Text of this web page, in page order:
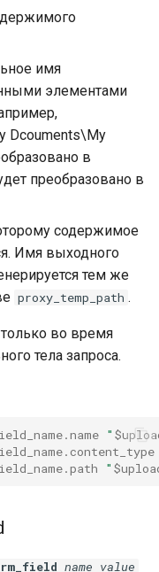
имя
элементами
Dcouments\My
в
преобразовано в
содержимое
Имя выходного
тем же
proxy_temp_path .
во время
тела запроса.
"
"
name value